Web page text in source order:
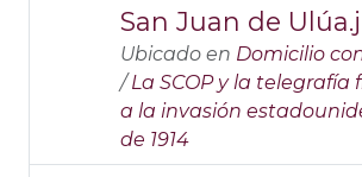
San Juan de
Ubicado en Domicilio
/La SCOP y la telegrafía
a la invasión
de 1914